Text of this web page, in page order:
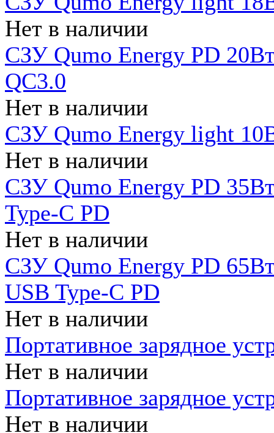
Нет в наличии
СЗУ Qumo Energy PD
QC3.0
Нет в наличии
СЗУ Qumo Energy light
Нет в наличии
СЗУ Qumo Energy PD
Type-C PD
Нет в наличии
СЗУ Qumo Energy PD
USB Type-C PD
Нет в наличии
Портативное зарядное
Нет в наличии
Портативное зарядное
Нет в наличии